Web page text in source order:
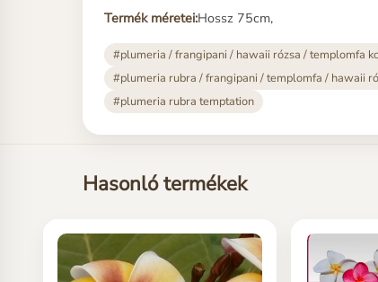
Termék méretei:Hossz 75cm,
#plumeria / frangipani / hawaii rózsa / templomfa
#plumeria rubra / frangipani / templomfa / hawaii
#plumeria rubra temptation
Hasonló termékek